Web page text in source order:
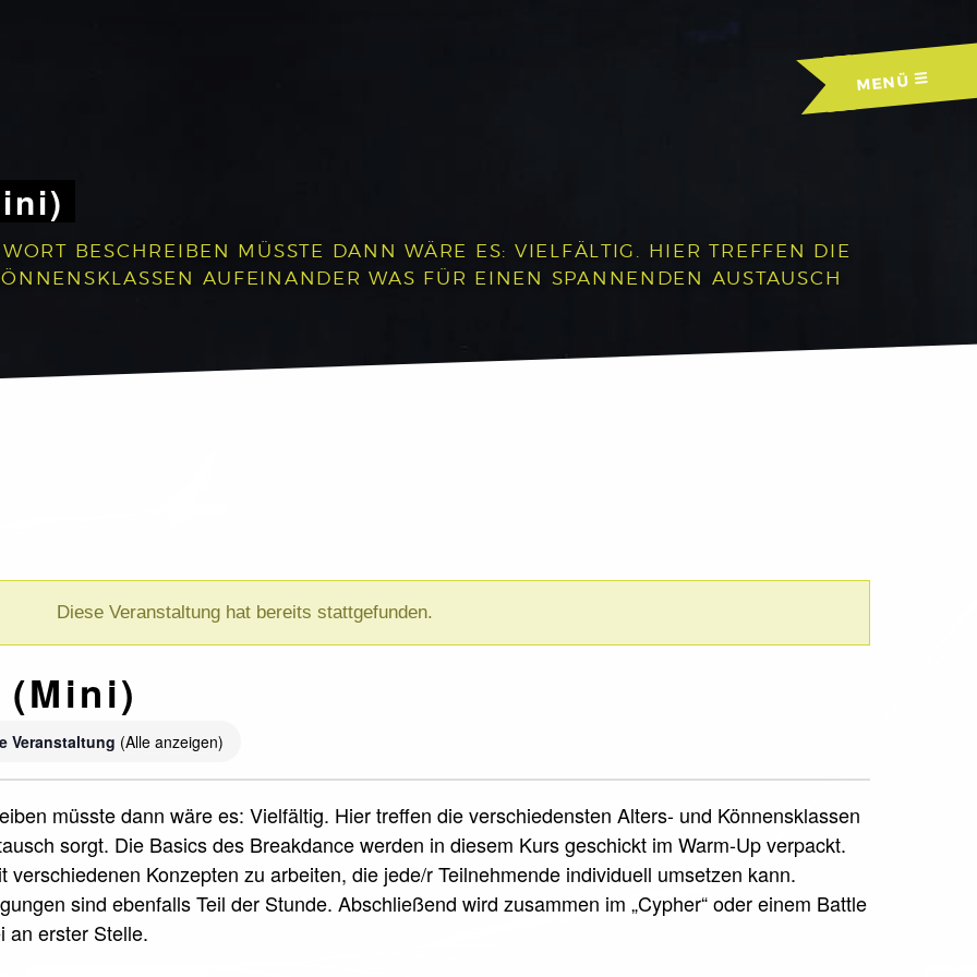
MENÜ
BESCHREIBEN MÜSSTE DANN WÄRE ES: VIELFÄLTIG. HIER TREFFEN DIE
AUFEINANDER WAS FÜR EINEN SPANNENDEN AUSTAUSCH
Diese Veranstaltung hat bereits stattgefunden.
Veranstaltung (Alle anzeigen)
müsste dann wäre es: Vielfältig. Hier treffen die verschiedensten Alters- und Könnensklassen
sorgt. Die Basics des Breakdance werden in diesem Kurs geschickt im Warm-Up verpackt.
Konzepten zu arbeiten, die jede/r Teilnehmende individuell umsetzen kann.
sind ebenfalls Teil der Stunde. Abschließend wird zusammen im „Cypher“ oder einem Battle
an erster Stelle.